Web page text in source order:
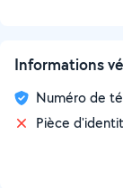
Informations
Numéro de
Pièce